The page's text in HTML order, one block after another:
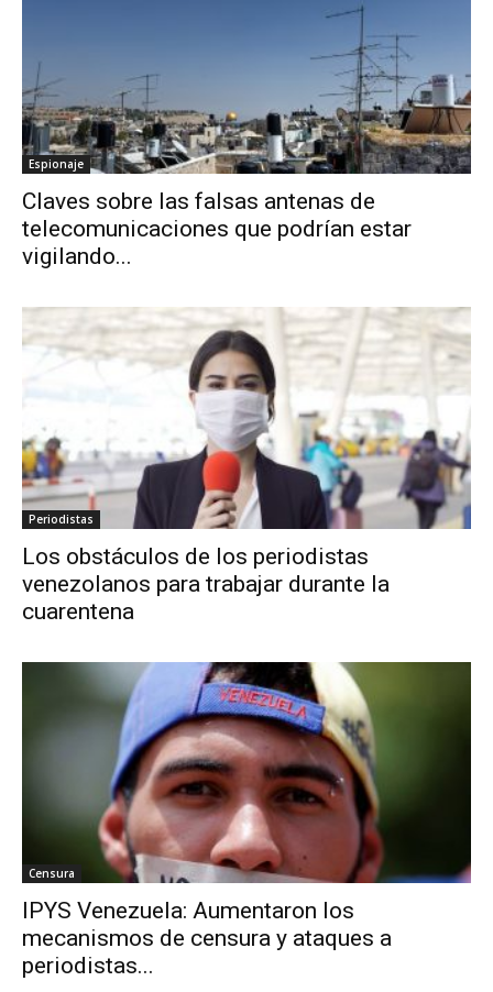
Espionaje
Claves sobre las falsas antenas de
telecomunicaciones que podrían estar
vigilando...
Periodistas
Los obstáculos de los periodistas
venezolanos para trabajar durante la
cuarentena
Censura
IPYS Venezuela: Aumentaron los
mecanismos de censura y ataques a
periodistas...